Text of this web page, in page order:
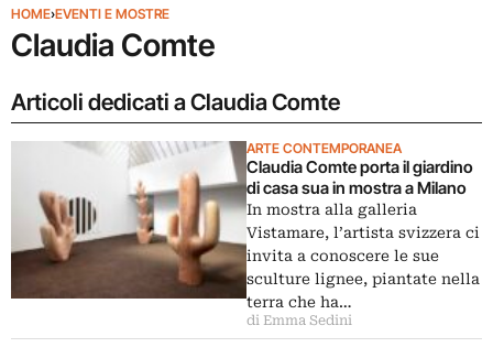
HOME›EVENTI E MOSTRE
Claudia Comte
Articoli dedicati a Claudia Comte
ARTE CONTEMPORANEA
Claudia Comte porta il giardino
di casa sua in mostra a Milano
In mostra alla galleria
Vistamare, l’artista svizzera ci
invita a conoscere le sue
sculture lignee, piantate nella
terra che ha…
di Emma Sedini